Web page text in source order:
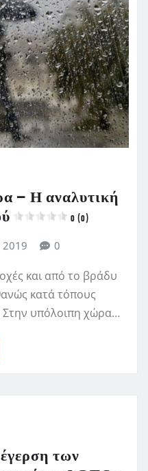
– Η αναλυτική
0 (0)
2019 0
και από το βράδυ
κατά τόπους
Στην υπόλοιπη χώρα…
των